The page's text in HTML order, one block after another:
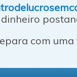
com